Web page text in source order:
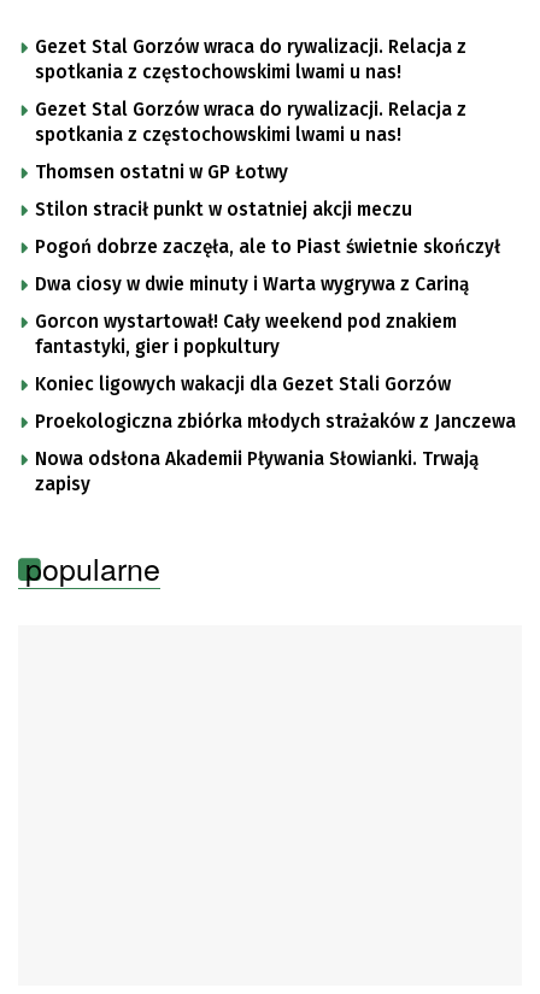
Gezet Stal Gorzów wraca do rywalizacji. Relacja z
spotkania z częstochowskimi lwami u nas!
Gezet Stal Gorzów wraca do rywalizacji. Relacja z
spotkania z częstochowskimi lwami u nas!
Thomsen ostatni w GP Łotwy
Stilon stracił punkt w ostatniej akcji meczu
Pogoń dobrze zaczęła, ale to Piast świetnie skończył
Dwa ciosy w dwie minuty i Warta wygrywa z Cariną
Gorcon wystartował! Cały weekend pod znakiem
fantastyki, gier i popkultury
Koniec ligowych wakacji dla Gezet Stali Gorzów
Proekologiczna zbiórka młodych strażaków z Janczewa
Nowa odsłona Akademii Pływania Słowianki. Trwają
zapisy
popularne